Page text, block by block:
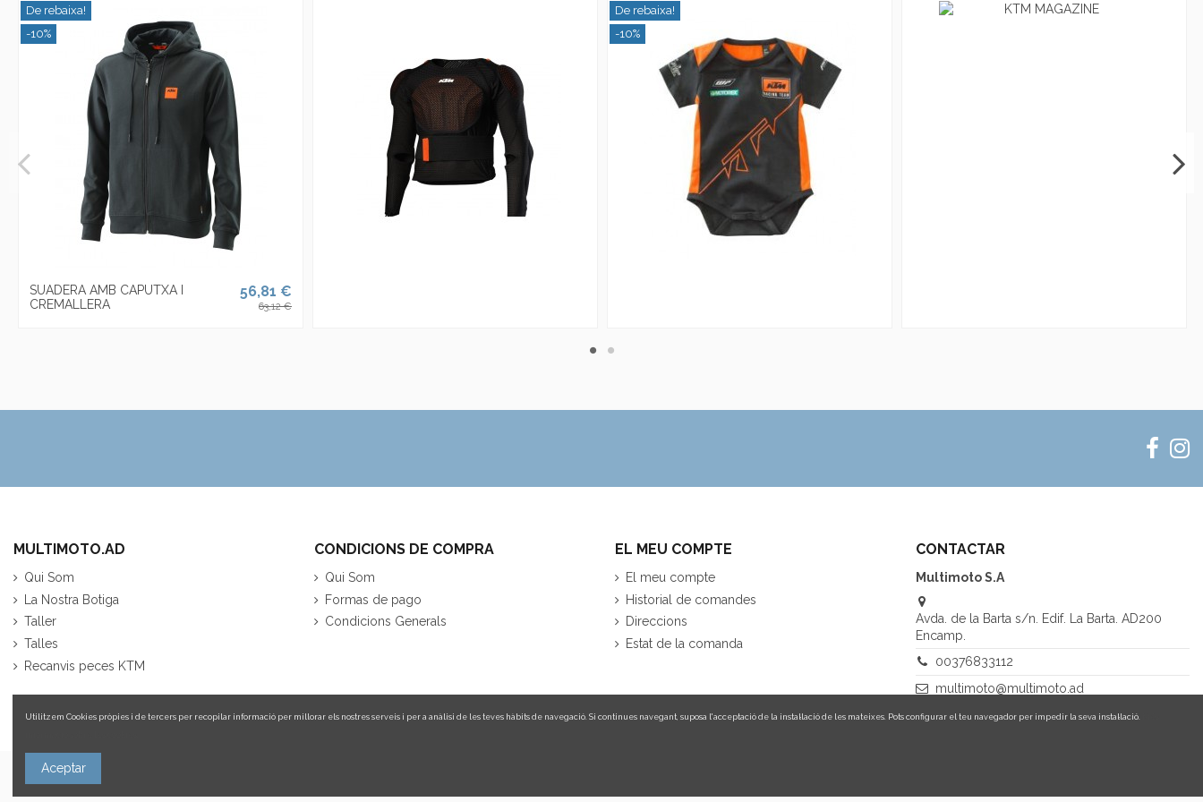
De rebaixa!
-10%
SUADERA AMB CAPUTXA I
CREMALLERA
56,81 €
63,12 €
De rebaixa!
-10%
MULTIMOTO.AD
Qui Som
La Nostra Botiga
Taller
Talles
Recanvis peces KTM
CONDICIONS DE COMPRA
Qui Som
Formas de pago
Condicions Generals
EL MEU COMPTE
El meu compte
Historial de comandes
Direccions
Estat de la comanda
CONTACTAR
Multimoto S.A
Avda. de la Barta s/n. Edif. La Barta. AD200
Encamp.
00376833112
multimoto@multimoto.ad
Utilitzem Cookies pròpies i de tercers per recopilar informació per millorar els nostres serveis i per a anàlisi de les teves hàbits de navegació. Si continues navegant, suposa l'acceptació de la instal·lació de les mateixes. Pots configurar el teu navegador per impedir la seva instal·lació.
Aceptar